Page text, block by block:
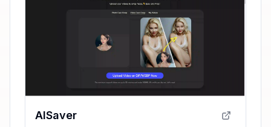
AISaver